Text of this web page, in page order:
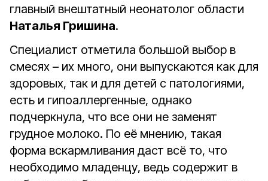
главный внештатный неонатолог области
Наталья Гришина.
Специалист отметила большой выбор в
смесях – их много, они выпускаются как для
здоровых, так и для детей с патологиями,
есть и гипоаллергенные, однако
подчеркнула, что все они не заменят
грудное молоко. По её мнению, такая
форма вскармливания даст всё то, что
необходимо младенцу, ведь содержит в